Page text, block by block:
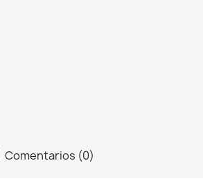
Comentarios (0)